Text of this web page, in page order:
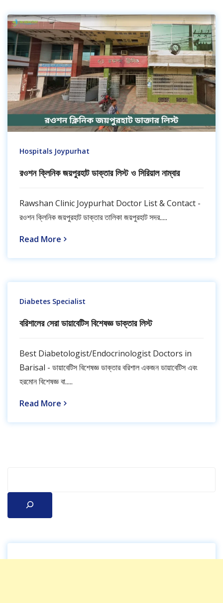
Hospitals Joypurhat
রওশন ক্লিনিক জয়পুরহাট ডাক্তার লিস্ট ও সিরিয়াল নাম্বার
Rawshan Clinic Joypurhat Doctor List & Contact -
রওশন ক্লিনিক জয়পুরহাট ডাক্তার তালিকা জয়পুরহাট সদর.....
Read More
Diabetes Specialist
বরিশালের সেরা ডায়াবেটিস বিশেষজ্ঞ ডাক্তার লিস্ট
Best Diabetologist/Endocrinologist Doctors in
Barisal - ডায়াবেটিস বিশেষজ্ঞ ডাক্তার বরিশাল একজন ডায়াবেটিস এবং
হরমোন বিশেষজ্ঞ বা.....
Read More